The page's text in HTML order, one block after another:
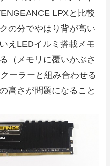
LPXと比較
の分でやはり背が高い
えLEDイルミ搭載メモ
（メモリに覆いかぶさ
ーラーと組み合わせる
高さが問題になること